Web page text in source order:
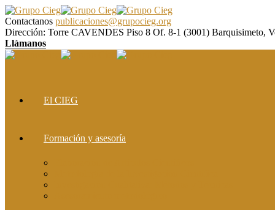
Contactanos publicaciones@grupocieg.org
Dirección: Torre CAVENDES Piso 8 Of. 8-1 (3001) Barquisimeto,
Llàmanos
El CIEG
Formación y asesoría